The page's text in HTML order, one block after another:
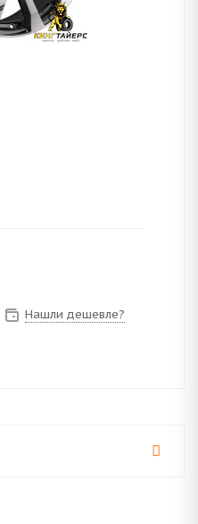
Нашли дешевле?